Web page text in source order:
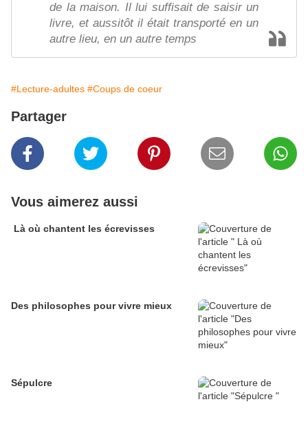
de la maison. Il lui suffisait de saisir un
livre, et aussitôt il était transporté en un
autre lieu, en un autre temps
#Lecture-adultes #Coups de coeur
Partager
Vous aimerez aussi
Là où chantent les écrevisses
Des philosophes pour vivre mieux
Sépulcre